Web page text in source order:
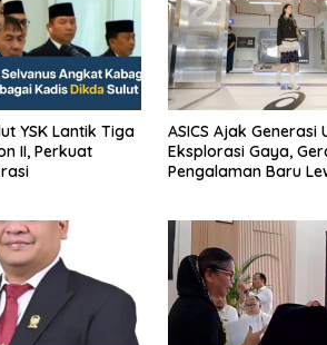
Tiga
II, Perkuat
ASICS Ajak Generasi
Eksplorasi Gaya,
Pengalaman Baru